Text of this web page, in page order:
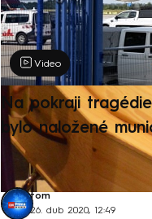
Video
Na pokraji
bylo naložené
tom
26. dub 2020, 12:49